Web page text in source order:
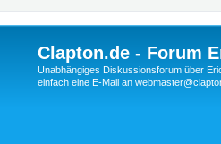
Clapton.de - Forum
Unabhängiges Diskussionsforum über
einfach eine E-Mail an